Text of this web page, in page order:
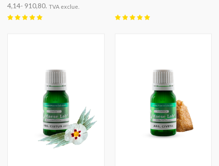
4,14- 910,80. TVA exclue.